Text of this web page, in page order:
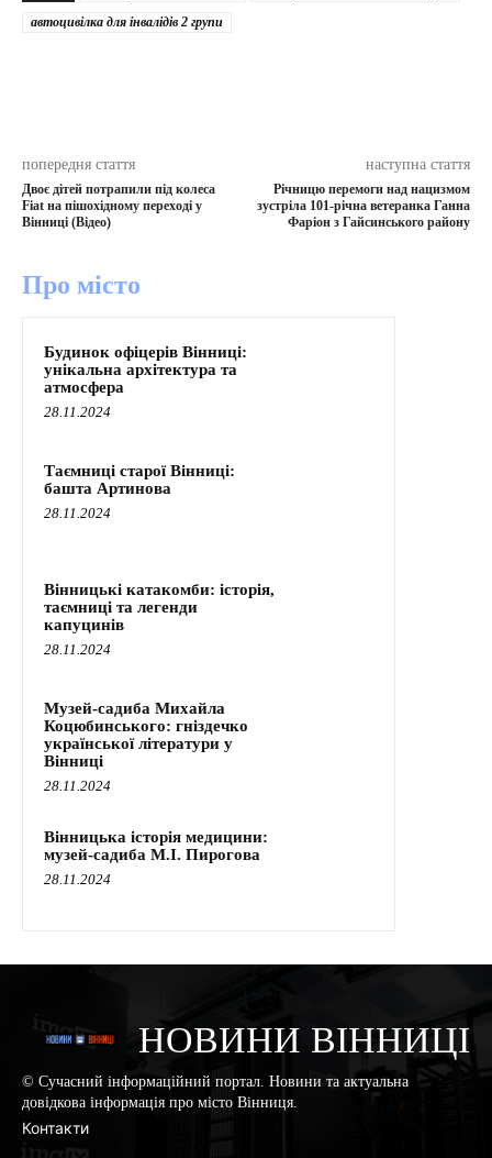
автоцивілка для інвалідів 2 групи
попередня стаття
Двоє дітей потрапили під колеса
Fiat на пішохідному переході у
Вінниці (Відео)
наступна стаття
Річницю перемоги над нацизмом
зустріла 101-річна ветеранка Ганна
Фаріон з Гайсинського району
Про місто
Будинок офіцерів Вінниці:
унікальна архітектура та
атмосфера
28.11.2024
Таємниці старої Вінниці:
башта Артинова
28.11.2024
Вінницькі катакомби: історія,
таємниці та легенди
капуцинів
28.11.2024
Музей-садиба Михайла
Коцюбинського: гніздечко
української літератури у
Вінниці
28.11.2024
Вінницька історія медицини:
музей-садиба М.І. Пирогова
28.11.2024
НОВИНИ ВІННИЦІ
© Сучасний інформаційний портал. Новини та актуальна
довідкова інформація про місто Вінниця.
Контакти